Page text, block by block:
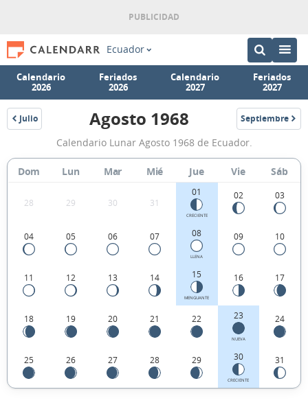
Ecuador
Calendario
2026
Feriados
2026
Calendario
2027
Feriados
2027
Julio
1968
Calendario
Lunar
Agosto
Ecuador.
Agosto 1968 Septiembre
1968
Calendario Lunar Agosto 1968 de Ecuador.
Dom Lun Mar Mié Jue Vie Sáb
28 29 30 31
01
CRECIENTE
02 03
04 05 06 07 08
LLENA
09 10
11 12 13 14 15
MENGUANTE
16 17
18 19 20 21 22 23
NUEVA
24
25 26 27 28 29 30
CRECIENTE
31